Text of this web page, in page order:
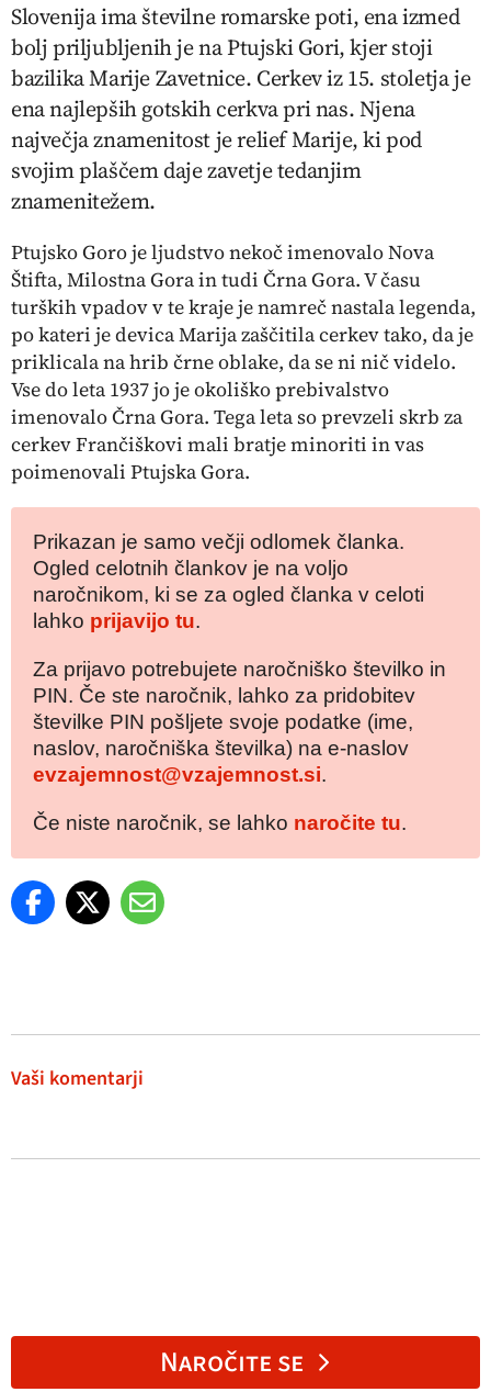
Slovenija ima številne romarske poti, ena izmed
bolj priljubljenih je na Ptujski Gori, kjer stoji
bazilika Marije Zavetnice. Cerkev iz 15. stoletja je
ena najlepših gotskih cerkva pri nas. Njena
največja znamenitost je relief Marije, ki pod
svojim plaščem daje zavetje tedanjim
znamenitežem.
Ptujsko Goro je ljudstvo nekoč imenovalo Nova
Štifta, Milostna Gora in tudi Črna Gora. V času
turških vpadov v te kraje je namreč nastala legenda,
po kateri je devica Marija zaščitila cerkev tako, da je
priklicala na hrib črne oblake, da se ni nič videlo.
Vse do leta 1937 jo je okoliško prebivalstvo
imenovalo Črna Gora. Tega leta so prevzeli skrb za
cerkev Frančiškovi mali bratje minoriti in vas
poimenovali Ptujska Gora.
Prikazan je samo večji odlomek članka.
Ogled celotnih člankov je na voljo
naročnikom, ki se za ogled članka v celoti
lahko prijavijo tu.
Za prijavo potrebujete naročniško številko in
PIN. Če ste naročnik, lahko za pridobitev
številke PIN pošljete svoje podatke (ime,
naslov, naročniška številka) na e-naslov
evzajemnost@vzajemnost.si.
Če niste naročnik, se lahko naročite tu.
Vaši komentarji
Naročite se